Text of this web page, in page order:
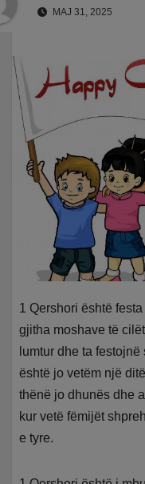
MAJ 31, 2025
1 Qershori është
gjitha moshave të
lumtur dhe ta
është jo vetëm një
thënë jo dhunës dhe
kur vetë fëmijët
e tyre.